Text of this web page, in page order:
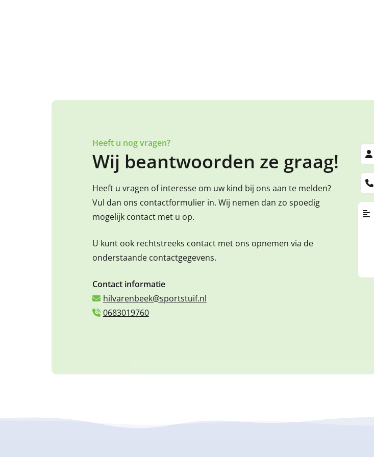
Heeft u nog vragen?
Wij beantwoorden ze graag!
Heeft u vragen of interesse om uw kind bij ons aan te melden?
Vul dan ons contactformulier in. Wij nemen dan zo spoedig
mogelijk contact met u op.
U kunt ook rechtstreeks contact met ons opnemen via de
onderstaande contactgegevens.
Contact informatie
hilvarenbeek@sportstuif.nl
0683019760